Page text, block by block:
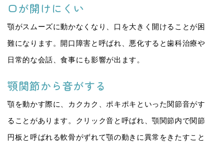
口が開けにくい
顎がスムーズに動かなくなり、口を大きく開けることが困
難になります。開口障害と呼ばれ、悪化すると歯科治療や
日常的な会話、食事にも影響が出ます。
顎関節から音がする
顎を動かす際に、カクカク、ポキポキといった関節音がす
ることがあります。クリック音と呼ばれ、顎関節内で関節
円板と呼ばれる軟骨がずれて顎の動きに異常をきたすこと